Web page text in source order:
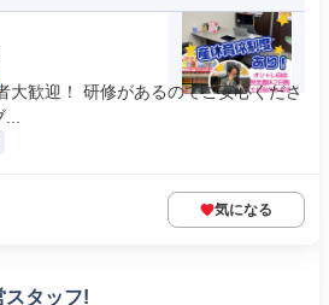
大歓迎！ 研修があるのでご安心くださ
気になる
スタッフ!